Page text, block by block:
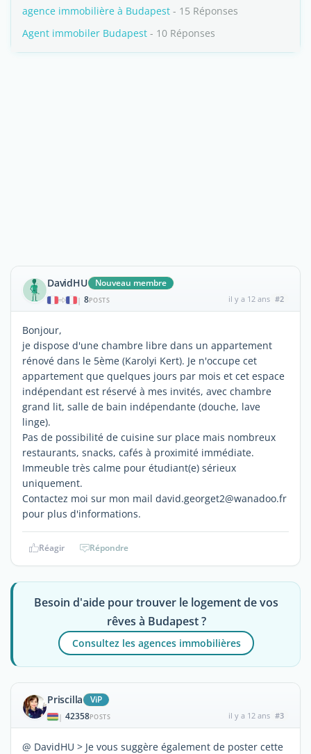
agence immobilière à Budapest - 15 Réponses
Agent immobiler Budapest - 10 Réponses
DavidHU Nouveau membre
| 8POSTS il y a 12 ans #2
Bonjour,
je dispose d'une chambre libre dans un appartement
rénové dans le 5ème (Karolyi Kert). Je n'occupe cet
appartement que quelques jours par mois et cet espace
indépendant est réservé à mes invités, avec chambre
grand lit, salle de bain indépendante (douche, lave
linge).
Pas de possibilité de cuisine sur place mais nombreux
restaurants, snacks, cafés à proximité immédiate.
Immeuble très calme pour étudiant(e) sérieux
uniquement.
Contactez moi sur mon mail david.georget2@wanadoo.fr
pour plus d'informations.
Réagir Répondre
Besoin d'aide pour trouver le logement de vos
rêves à Budapest ?
Consultez les agences immobilières
Priscilla ViP
| 42358POSTS il y a 12 ans #3
@ DavidHU > Je vous suggère également de poster cette